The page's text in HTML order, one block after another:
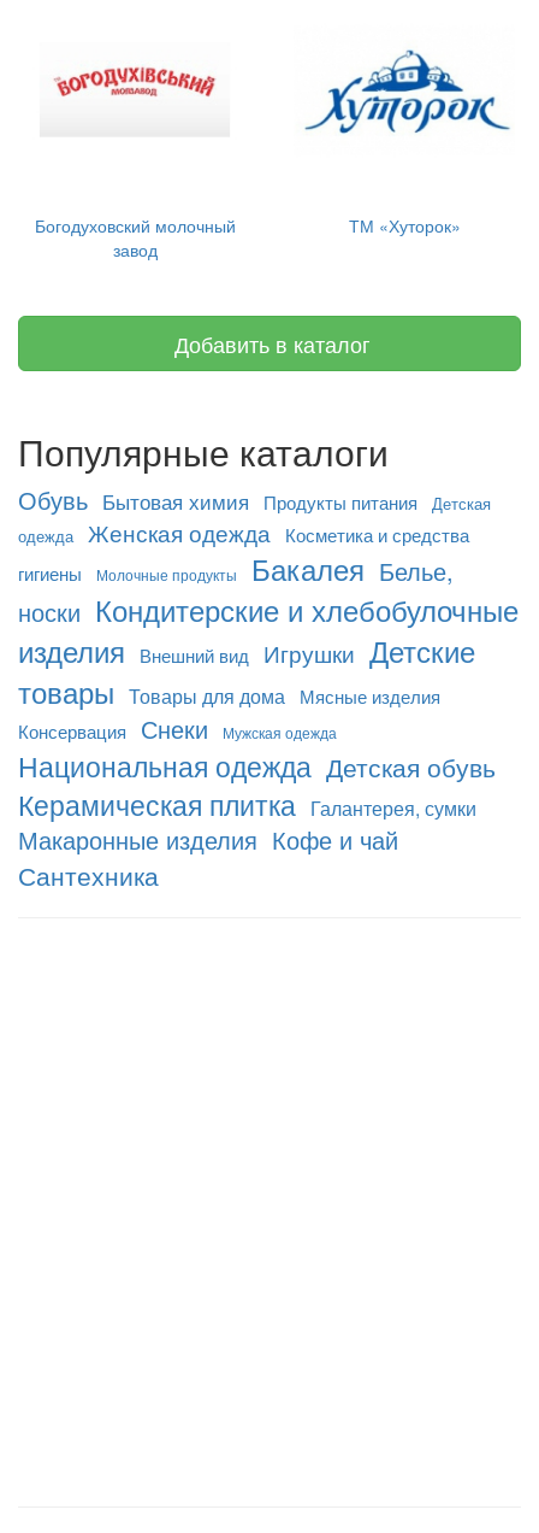
Богодуховский молочный
завод
ТМ «Хуторок»
Добавить в каталог
Популярные каталоги
Обувь Бытовая химия Продукты питания
Детская
одежда
Женская одежда
Косметика и средства
гигиены
Молочные продукты Бакалея Белье,
носки Кондитерские и хлебобулочные
изделия
Внешний вид Игрушки Детские
товары Товары для дома
Мясные изделия
Консервация
Снеки Мужская одежда
Национальная одежда Детская обувь
Керамическая плитка Галантерея, сумки
Макаронные изделия Кофе и чай
Сантехника